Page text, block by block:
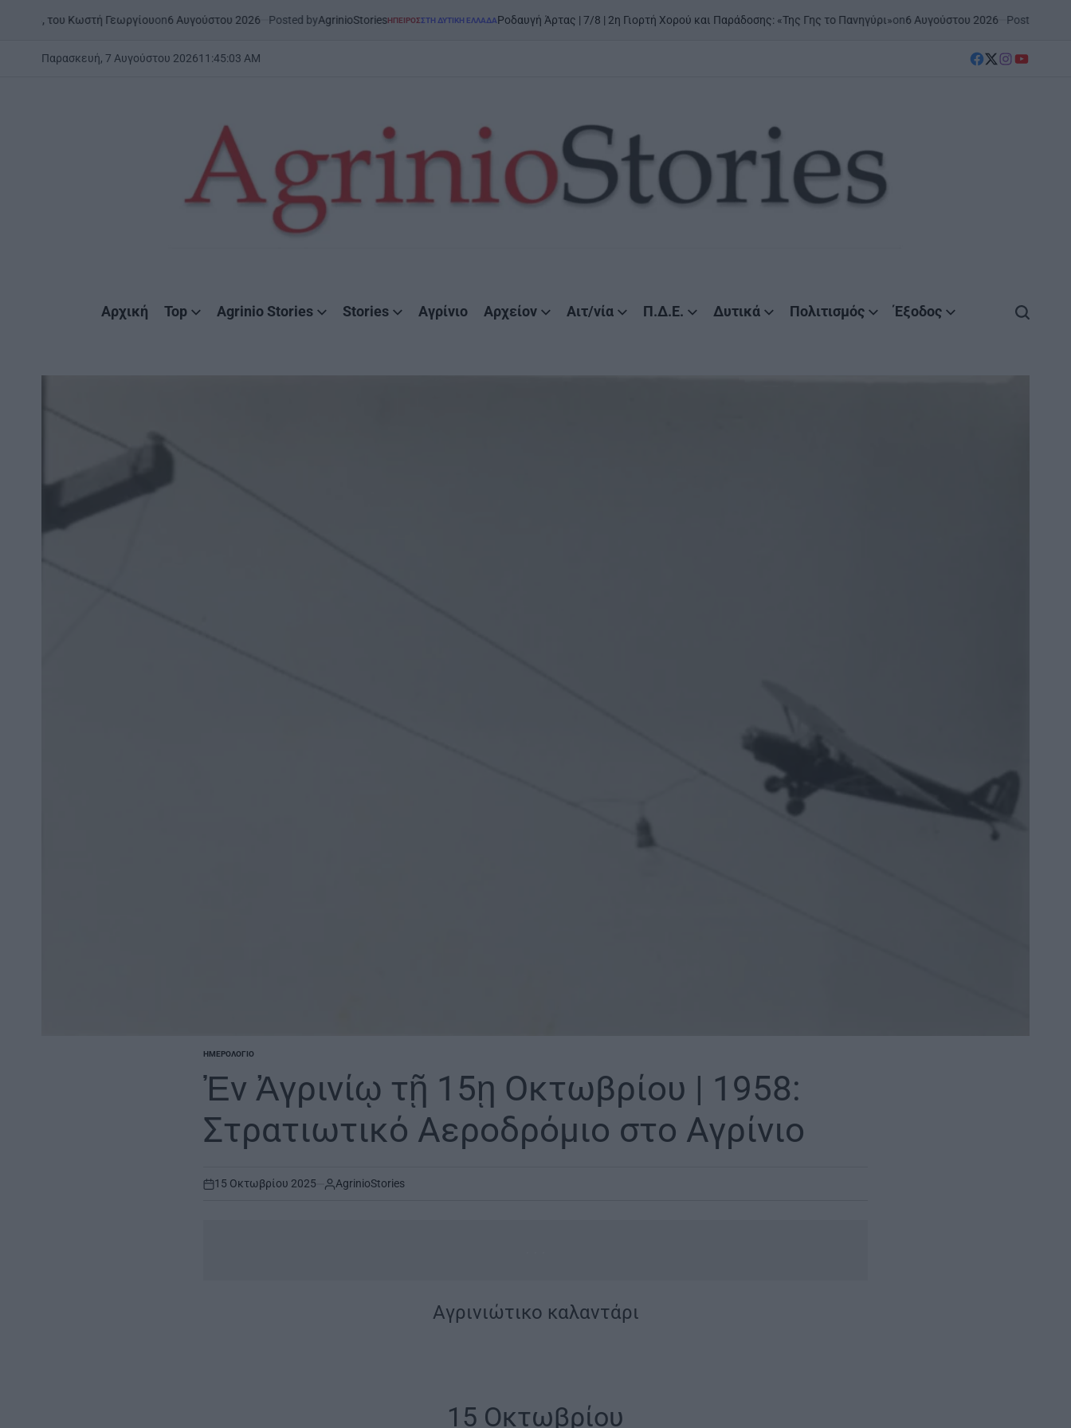
Κωστή Γεωργίουon 6 Αυγούστου 2026 Posted byAgrinioStoriesPOSTED
ΉΠΕΙΡΟΣΣΤΗ ΔΥΤΙΚΉ ΕΛΛΆΔΑΡοδαυγή Άρτας | 7/8 | 2η Γιορτή Χορού και Παράδοσης: «Της Γης το Πανηγύρι»on6 Αυγούστου 2026 Posted byAgrinioStories
Παρασκευή, 7 Αυγούστου 202611 :45:04 AM
facebook
Twitter
instagram
YouTube
Αρχική Top Agrinio Stories Stories Αγρίνιο Αρχείον Αιτ/νία Π.Δ.Ε. Δυτικά Πολιτισμός Έξοδος
POSTED
ΗΜΕΡΟΛΌΓΙΟ
Ἐν Ἀγρινίῳ τῇ 15ῃ Οκτωβρίου | 1958:
Στρατιωτικό Αεροδρόμιο στο Αγρίνιο
on
15 Οκτωβρίου 2025 AgrinioStories
Aγρινιώτικο καλαντάρι
15 Οκτωβρίου